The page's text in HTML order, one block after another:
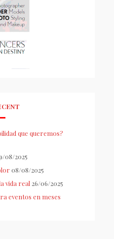
que queremos?
08/2025
08/08/2025
vida real 26/06/2025
eventos en meses